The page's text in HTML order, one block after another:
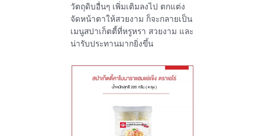
วัตถุดิบอื่นๆ เพิ่มเติมลงไป ตกแต่ง
จัดหน้าตาให้สวยงาม ก็จะกลายเป็น
เมนูสปาเก็ตตี้ที่หรูหรา สวยงาม และ
น่ารับประทานมากยิ่งขึ้น